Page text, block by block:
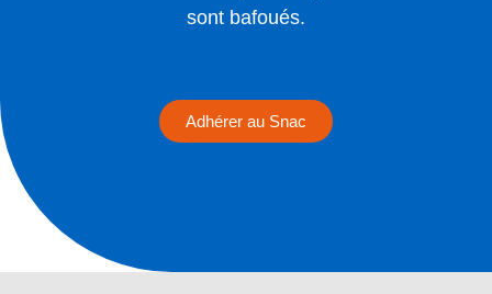
sont bafoués.
Adhérer au Snac